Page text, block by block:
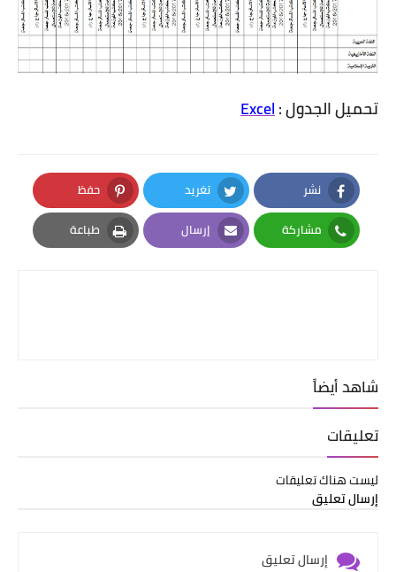
تحميل الجدول :Excel
نشر
Facebook
تغريد
Twitter
حفظ
Pinterest
مشاركة
Whatsapp
إرسال
Email
طباعة
Print
شاهد أيضاً
تعليقات
ليست هناك تعليقات
إرسال تعليق
إرسال تعليق